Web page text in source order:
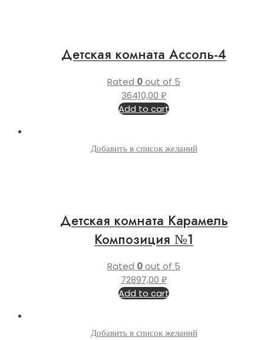
Детская комната Ассоль-4
Rated 0out of 5
36410,00 ₽
Add to cart
Добавить в список желаний
Детская комната Карамель
Композиция №1
Rated 0out of 5
72897,00 ₽
Add to cart
Добавить в список желаний